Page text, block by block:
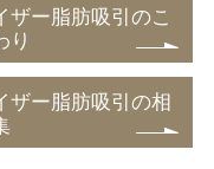
ザー脂肪吸引のこ
り
ザー脂肪吸引の相